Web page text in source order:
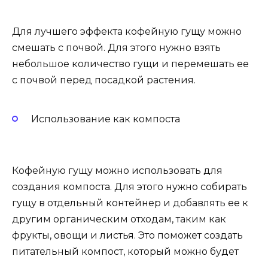
Для лучшего эффекта кофейную гущу можно
смешать с почвой. Для этого нужно взять
небольшое количество гущи и перемешать ее
с почвой перед посадкой растения.
Использование как компоста
Кофейную гущу можно использовать для
создания компоста. Для этого нужно собирать
гущу в отдельный контейнер и добавлять ее к
другим органическим отходам, таким как
фрукты, овощи и листья. Это поможет создать
питательный компост, который можно будет